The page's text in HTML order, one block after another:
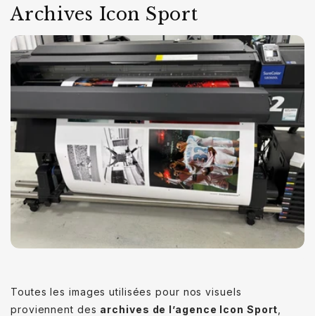
Archives Icon Sport
Toutes les images utilisées pour nos visuels
proviennent des archives de l’agence Icon Sport